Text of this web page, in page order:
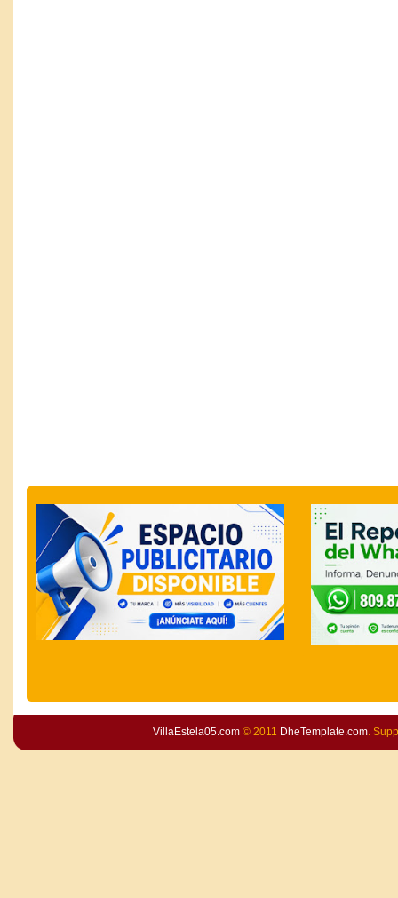
VillaEstela05.com© 2011 DheTemplate.com.